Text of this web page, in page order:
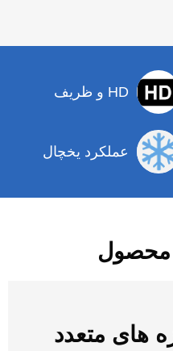
HD و ظریف
عملکرد یخچال
محصول
های متعدد